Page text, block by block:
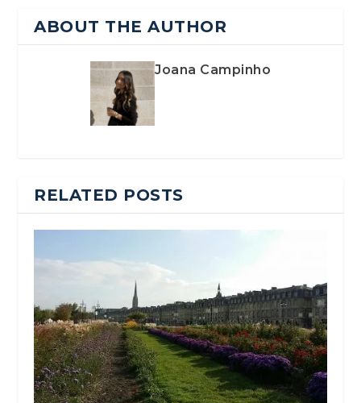
ABOUT THE AUTHOR
Joana Campinho
RELATED POSTS